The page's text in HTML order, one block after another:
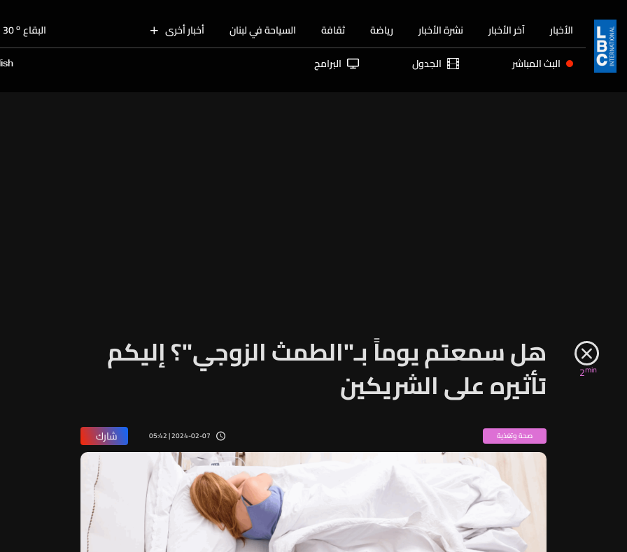
الأخبار آخر الأخبار نشرة الأخبار رياضة ثقافة السياحة في لبنان أخبار أخرى البقاع 30o
الجنوب 30o
29 البث المباشر الجدول البرامج
2min هل سمعتم يوماً بـ"الطمث الزوجي"؟ إليكم
تأثيره على الشريكين
صحة وتغذية 2024-02-07 | 05:42 شارك